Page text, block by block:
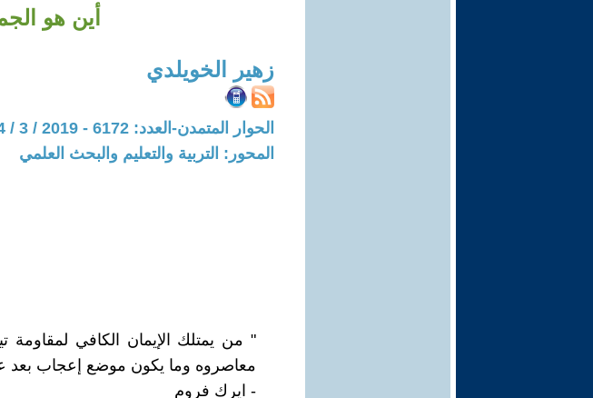
أين هو
زهير الخويلدي
الحوار المتمدن-العدد: 6172 - 2019 / 3 / 14 - 12:12
المحور: التربية والتعليم والبحث العلمي
" من يمتلك الإيمان الكافي لمقاومة
معاصروه وما يكون موضع إعجاب بعد
- ايرك فروم